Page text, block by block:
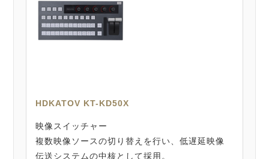
HDKATOV KT-KD50X
映像スイッチャー
複数映像ソースの切り替えを行い、低遅延映像
伝送システムの中核として採用。